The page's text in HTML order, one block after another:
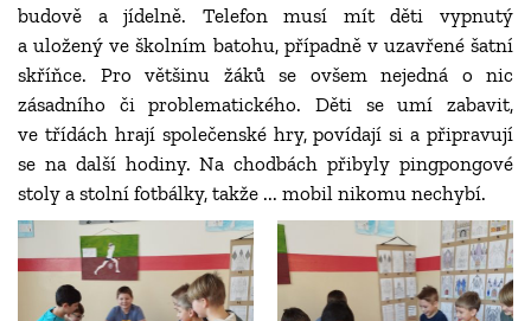
budově a jídelně. Telefon musí mít děti vypnutý
a uložený ve školním batohu, případně v uzavřené šatní
skříňce. Pro většinu žáků se ovšem nejedná o nic
zásadního či problematického. Děti se umí zabavit,
ve třídách hrají společenské hry, povídají si a připravují
se na další hodiny. Na chodbách přibyly pingpongové
stoly a stolní fotbálky, takže ... mobil nikomu nechybí.